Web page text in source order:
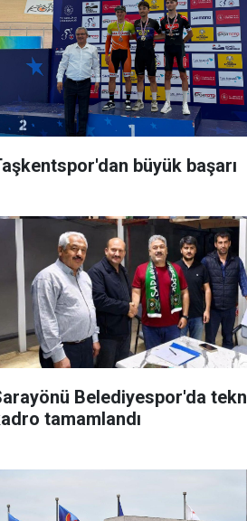
büyük başarı
Belediyespor'da
tamamlandı